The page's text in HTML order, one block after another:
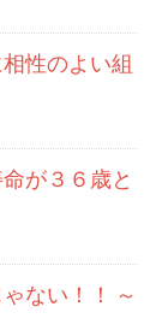
性のよい組
が３６歳と
ない！！ ～